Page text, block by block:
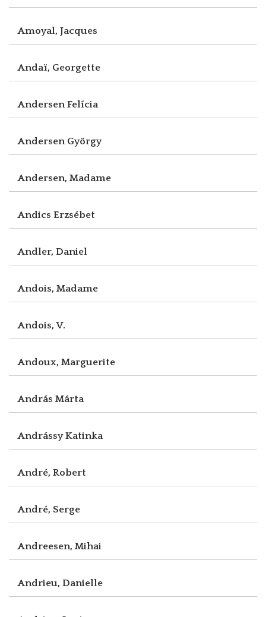
Amoyal, Jacques
Andaï, Georgette
Andersen Felícia
Andersen György
Andersen, Madame
Andics Erzsébet
Andler, Daniel
Andois, Madame
Andois, V.
Andoux, Marguerite
András Márta
Andrássy Katinka
André, Robert
André, Serge
Andreesen, Mihai
Andrieu, Danielle